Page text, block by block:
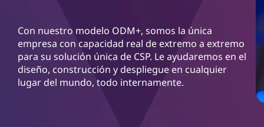
Con nuestro modelo ODM+, somos la única
empresa con capacidad real de extremo a extremo
para su solución única de CSP. Le ayudaremos en el
diseño, construcción y despliegue en cualquier
lugar del mundo, todo internamente.